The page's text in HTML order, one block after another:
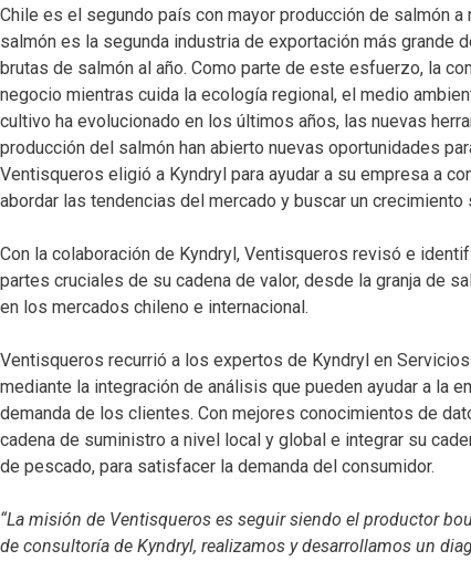
Chile es el segundo país con mayor producción de salmón
salmón es la segunda industria de exportación más grande
brutas de salmón al año. Como parte de este esfuerzo, la
negocio mientras cuida la ecología regional, el medio
cultivo ha evolucionado en los últimos años, las nuevas
producción del salmón han abierto nuevas oportunidades
Ventisqueros eligió a Kyndryl para ayudar a su empresa a
abordar las tendencias del mercado y buscar un crecimiento
Con la colaboración de Kyndryl, Ventisqueros revisó e
partes cruciales de su cadena de valor, desde la granja de
en los mercados chileno e internacional.
Ventisqueros recurrió a los expertos de Kyndryl en
mediante la integración de análisis que pueden ayudar a la
demanda de los clientes. Con mejores conocimientos de
cadena de suministro a nivel local y global e integrar su
de pescado, para satisfacer la demanda del consumidor.
“La misión de Ventisqueros es seguir siendo el productor
de consultoría de Kyndryl, realizamos y desarrollamos un